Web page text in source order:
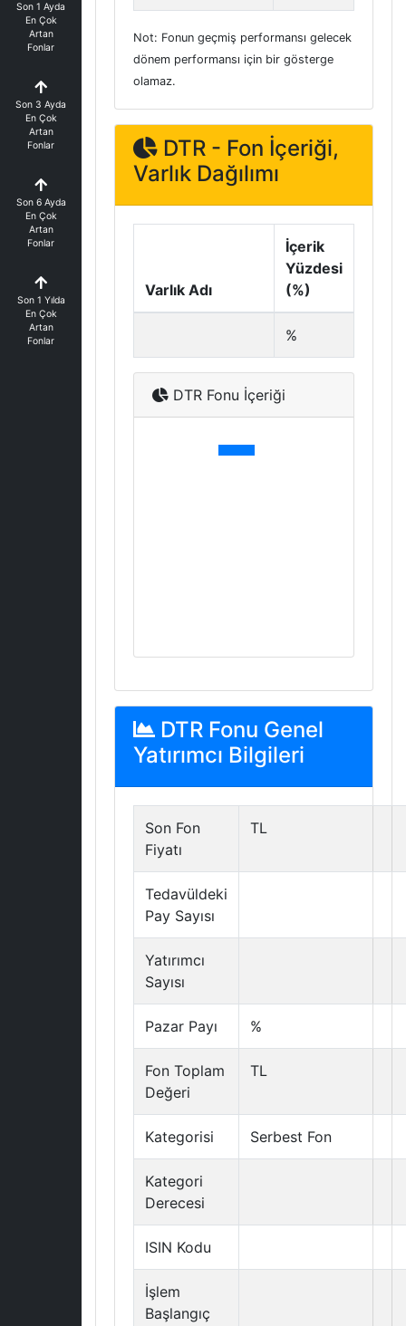
Son 1 Ayda
En Çok
Artan
Fonlar
Son 3 Ayda
En Çok
Artan
Fonlar
Son 6 Ayda
En Çok
Artan
Fonlar
Son 1 Yılda
En Çok
Artan
Fonlar
Not: Fonun geçmiş performansı gelecek
dönem performansı için bir gösterge
olamaz.
DTR - Fon İçeriği,
Varlık Dağılımı
Varlık Adı
İçerik
Yüzdesi
(%)
%
DTR Fonu İçeriği
DTR Fonu Genel
Yatırımcı Bilgileri
Son Fon
Fiyatı
TL
Tedavüldeki
Pay Sayısı
Yatırımcı
Sayısı
Pazar Payı %
Fon Toplam
Değeri
TL
Kategorisi Serbest Fon
Kategori
Derecesi
ISIN Kodu
İşlem
Başlangıç